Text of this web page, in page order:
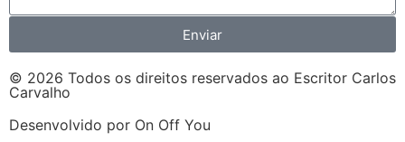
Enviar
© 2026 Todos os direitos reservados ao Escritor Carlos
Carvalho
Desenvolvido por On Off You